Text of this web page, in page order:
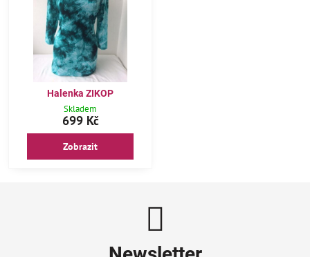
Halenka ZIKOP
Skladem
699 Kč
Zobrazit